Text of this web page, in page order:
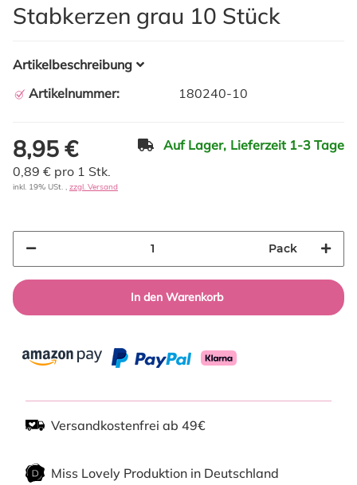
Stabkerzen grau 10 Stück
Artikelbeschreibung
Artikelnummer:
180240-10
8,95 € Auf Lager, Lieferzeit 1-3 Tage
0,89 € pro 1 Stk.
inkl. 19% USt. , zzgl. Versand
Pack
In den Warenkorb
Versandkostenfrei ab 49€
Miss Lovely Produktion in Deutschland